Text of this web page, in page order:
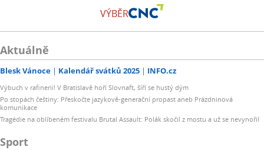
VÝBĚR
Aktuálně
Blesk Vánoce Kalendář svátků 2025 INFO.cz
Výbuch v rafinerii! V Bratislavě hoří Slovnaft, šíří se hustý dým
Po stopách češtiny: Přeskočte jazykově-generační propast aneb Prázdninová
komunikace
Tragédie na oblíbeném festivalu Brutal Assault: Polák skočil z mostu a už se nevynořil
Sport